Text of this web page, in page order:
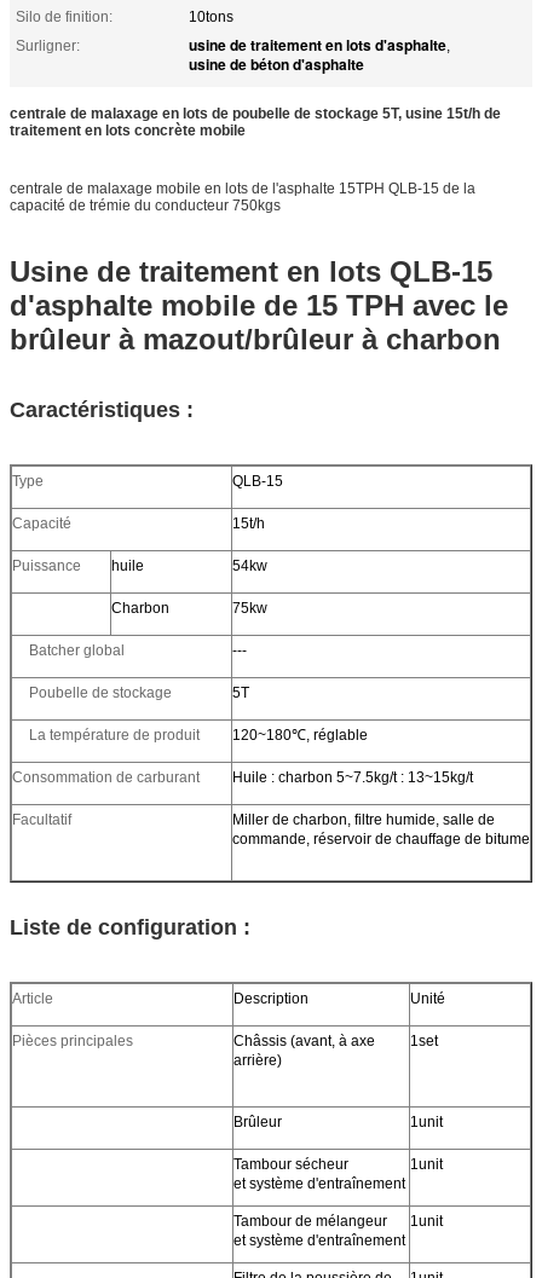
Silo de finition:
10tons
Surligner:
usine de traitement en lots d'asphalte,
usine de béton d'asphalte
centrale de malaxage en lots de poubelle de stockage 5T, usine 15t/h de
traitement en lots concrète mobile
centrale de malaxage mobile en lots de l'asphalte 15TPH QLB-15 de la
capacité de trémie du conducteur 750kgs
Usine de traitement en lots QLB-15
d'asphalte mobile de 15 TPH avec le
brûleur à mazout/brûleur à charbon
Caractéristiques :
Type QLB-15
Capacité 15t/h
Puissance huile 54kw
Charbon 75kw
Batcher global ---
Poubelle de stockage 5T
La température de produit 120~180℃, réglable
Consommation de carburant Huile : charbon 5~7.5kg/t : 13~15kg/t
Facultatif
Miller de charbon, filtre humide, salle de
commande, réservoir de chauffage de bitume
Liste de configuration :
Article Description Unité
Pièces principales
Châssis (avant, à axe
arrière)
1set
Brûleur 1unit
Tambour sécheur
et système d'entraînement
1unit
Tambour de mélangeur
et système d'entraînement
1unit